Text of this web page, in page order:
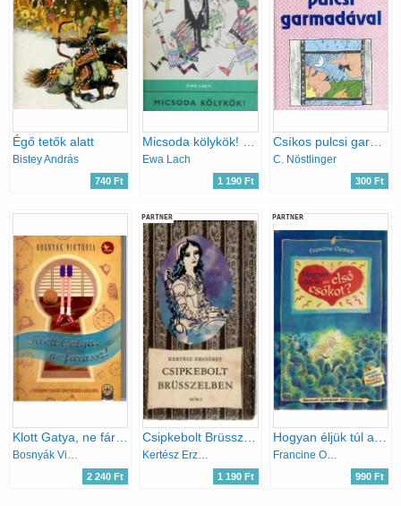
Égő tetők alatt
Bistey András
740 Ft
Micsoda kölykök! (Delfin)
Ewa Lach
1 190 Ft
Csíkos pulcsi garmadával
C. Nöstlinger
300 Ft
Bosnyák Viktória
2 240 Ft
PARTNER
Kertész Erzsébet
1 190 Ft
PARTNER
Francine Oomen
990 Ft